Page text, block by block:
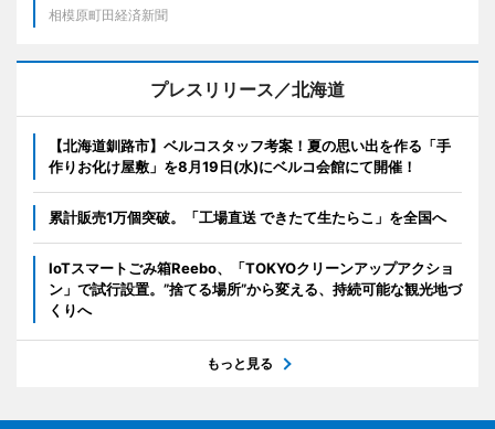
相模原町田経済新聞
プレスリリース／北海道
【北海道釧路市】ベルコスタッフ考案！夏の思い出を作る「手
作りお化け屋敷」を8月19日(水)にベルコ会館にて開催！
累計販売1万個突破。「工場直送 できたて生たらこ」を全国へ
IoTスマートごみ箱Reebo、「TOKYOクリーンアップアクショ
ン」で試行設置。”捨てる場所”から変える、持続可能な観光地づ
くりへ
もっと見る